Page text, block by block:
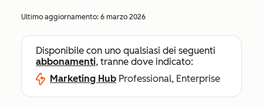
Ultimo aggiornamento: 6 marzo 2026
Disponibile con uno qualsiasi dei seguenti
abbonamenti, tranne dove indicato:
Marketing Hub Professional, Enterprise